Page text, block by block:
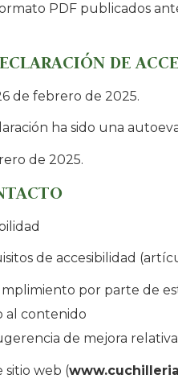
PDF publicados
DE
de febrero de 2025.
ha sido una
de 2025.
de accesibilidad
por parte de
al contenido
de mejora
sitio web (